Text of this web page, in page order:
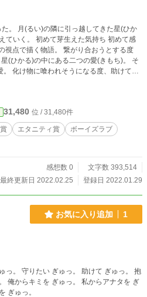
星(ひか
31,480 位 / 31,480件
エタニティ賞
ボーイズラブ
感想数 0
文字数 393,514
最終更新日 2022.02.25
登録日 2022.01.29
お気に入り追加 1
ゅっ。 母から娘を ぎゅっ。